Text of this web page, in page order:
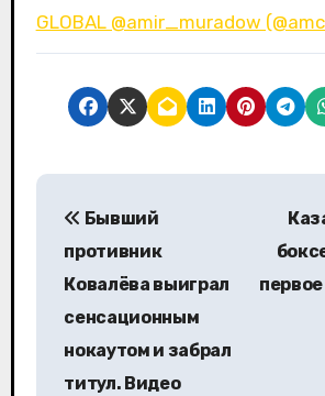
GLOBAL @amir_muradow
Н
Бывший
противник
Ковалёва выиграл
сенсационным
нокаутом и забрал
титул. Видео